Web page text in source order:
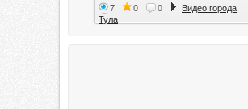
7 0 0
Видео города
Тула